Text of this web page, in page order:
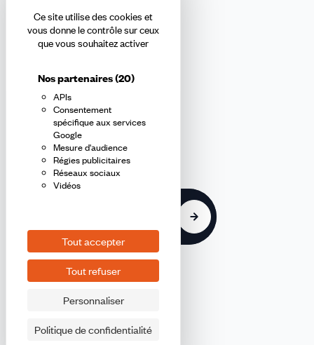
Ce site utilise des cookies et
vous donne le contrôle sur ceux
que vous souhaitez activer
Nos partenaires(20)
APIs
Consentement
spécifique aux services
Google
Mesure d'audience
Régies publicitaires
Réseaux sociaux
Vidéos
Tout accepter
Tout refuser
Personnaliser
Politique de confidentialité
Abonnez-vous à la newsletter
En m'inscrivant à la newsletter, j'affirme avoir pris connaissance de
lapolitique de confidentialité de la CFDT
Mentions légales CFDT Finances